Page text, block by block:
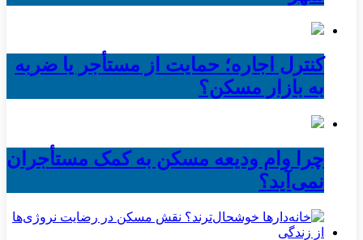
کنترل اجاره؛ حمایت از مستأجر یا ضربه
به بازار مسکن؟
چرا وام ودیعه مسکن به کمک مستأجران
نمی‌آید؟